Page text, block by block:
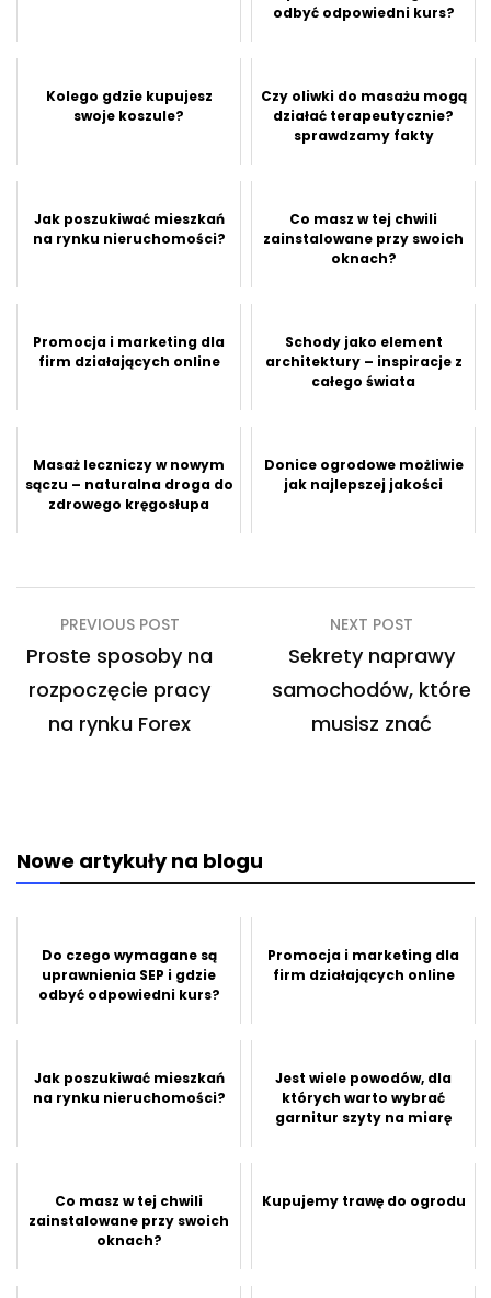
odbyć odpowiedni kurs?
Kolego gdzie kupujesz
swoje koszule?
Czy oliwki do masażu mogą
działać terapeutycznie?
sprawdzamy fakty
Jak poszukiwać mieszkań
na rynku nieruchomości?
Co masz w tej chwili
zainstalowane przy swoich
oknach?
Promocja i marketing dla
firm działających online
Schody jako element
architektury – inspiracje z
całego świata
Masaż leczniczy w nowym
sączu – naturalna droga do
zdrowego kręgosłupa
Donice ogrodowe możliwie
jak najlepszej jakości
Nawigacja
wpisu
PREVIOUS POST
Proste sposoby na
rozpoczęcie pracy
na rynku Forex
NEXT POST
Sekrety naprawy
samochodów, które
musisz znać
Nowe artykuły na blogu
Do czego wymagane są
uprawnienia SEP i gdzie
odbyć odpowiedni kurs?
Promocja i marketing dla
firm działających online
Jak poszukiwać mieszkań
na rynku nieruchomości?
Jest wiele powodów, dla
których warto wybrać
garnitur szyty na miarę
Co masz w tej chwili
zainstalowane przy swoich
oknach?
Kupujemy trawę do ogrodu